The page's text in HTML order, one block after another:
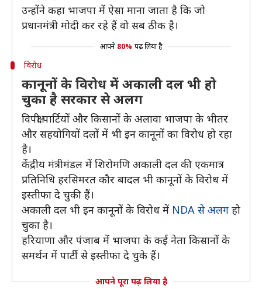
उन्होंने कहा भाजपा में ऐसा माना जाता है कि जो
प्रधानमंत्री मोदी कर रहे हैं वो सब ठीक है।
आपने 80% पढ़ लिया है
विरोध
कानूनों के विरोध में अकाली दल भी हो
चुका है सरकार से अलग
विपक्षी पार्टियों और किसानों के अलावा भाजपा के भीतर
और सहयोगियों दलों में भी इन कानूनों का विरोध हो रहा
है।
केंद्रीय मंत्रीमंडल में शिरोमणि अकाली दल की एकमात्र
प्रतिनिधि हरसिमरत कौर बादल भी कानूनों के विरोध में
इस्तीफा दे चुकी हैं।
अकाली दल भी इन कानूनों के विरोध में NDA से अलग हो
चुका है।
हरियाणा और पंजाब में भाजपा के कई नेता किसानों के
समर्थन में पार्टी से इस्तीफा दे चुके हैं।
आपने पूरा पढ़ लिया है